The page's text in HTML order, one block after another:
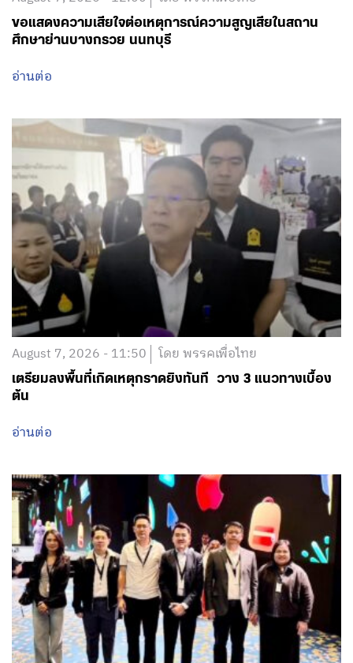
ขอแสดงความเสียใจต่อเหตุการณ์ความสูญเสียในสถาน
ศึกษาย่านบางกรวย นนทบุรี
อ่านต่อ
August 7, 2026 - 11:50 โดย พรรคเพื่อไทย
เตรียมลงพื้นที่เกิดเหตุกราดยิงทันที วาง 3 แนวทางเบื้อง
ต้น
อ่านต่อ